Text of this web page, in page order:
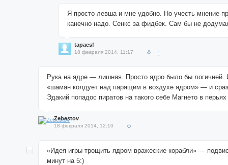
Я просто левша и мне удобно. Но учесть мнение
канечно надо. Сенкс за фидбек. Сам бы не
tapacsf
18 февраля 2014, 11:17 ↑
Рука на ядре — лишняя. Просто ядро было бы логичней.
«шаман колдует над парящим в воздухе ядром» — и
Эдакий попадос пиратов на такого себе Магнето в
Zebestov
18 февраля 2014, 12:10
«Идея игры трощить ядром вражеские корабли» —
минут на 5:)